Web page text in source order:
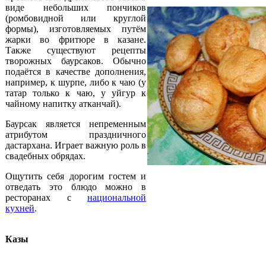
виде небольших пончиков
(ромбовидной или круглой
формы), изготовляемых путём
жарки во фритюре в казане.
Также существуют рецепты
творожных баурсаков. Обычно
подаётся в качестве дополнения,
например, к шурпе, либо к чаю (у
татар только к чаю, у уйгур к
чайному напитку атканчай).
Баурсак является непременным
атрибутом праздничного
дастархана. Играет важную роль в
свадебных обрядах.
Ощутить себя дорогим гостем и
отведать это блюдо можно в
ресторанах с национальной
кухней.
Казы